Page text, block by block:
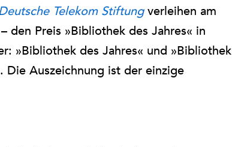
Telekom Stiftungverleihen am
den Preis »Bibliothek des Jahres« in
»Bibliothek des Jahres« und »Bibliothek
Die Auszeichnung ist der einzige